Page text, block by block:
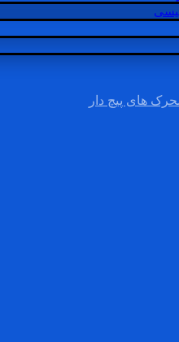
های پیچ دار